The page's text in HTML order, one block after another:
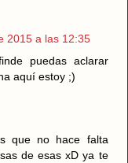
2015 a las 12:35
puedas aclarar
aquí estoy ;)
que no hace falta
de esas xD ya te